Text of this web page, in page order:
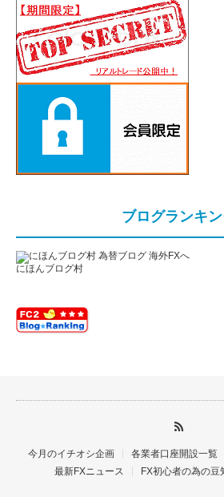
ブログランキ
にほんブログ村
今月のイチオシ企画 各業者口座開設一覧
最新FXニュース
FX初心者の為の豆